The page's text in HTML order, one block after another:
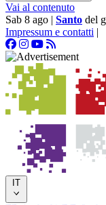
Vai al contenuto
Sab 8 ago | Santo del
Impressum e contatti |
IT